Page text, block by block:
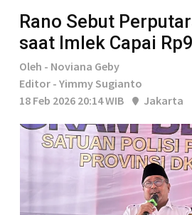
Rano Sebut
saat Imlek Capai
Oleh - Noviana Geby
Editor - Yimmy Sugianto
18 Feb 2026 20:14 WIB
Jakarta